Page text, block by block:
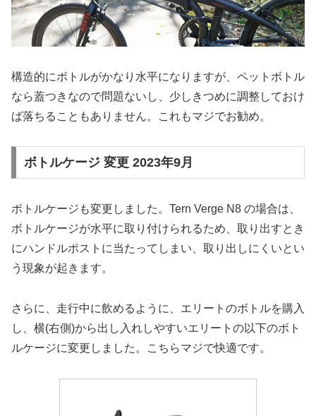
構造的にボトルがかなり水平になりますが、ペットボトル
なら蓋つきなので問題ないし、少しきつめに調整しておけ
ば落ちることもありません。これもマジでお勧め。
ボトルケージ 変更 2023年9月
ボトルケージも変更しました。Tern Verge N8 の場合は、
ボトルケージが水平に取り付けられるため、取り出すとき
にハンドルポストに当たってしまい、取り出しにくいとい
う現象が起きます。
さらに、走行中に飲めるように、エリートのボトルを購入
し、横(右側)から出し入れしやすいエリートの以下のボト
ルケージに変更しました。こちらマジで快適です。